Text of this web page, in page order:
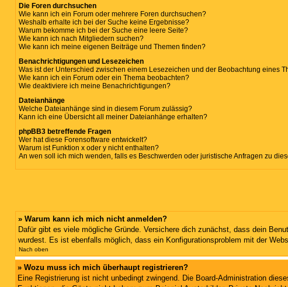
Die Foren durchsuchen
Wie kann ich ein Forum oder mehrere Foren durchsuchen?
Weshalb erhalte ich bei der Suche keine Ergebnisse?
Warum bekomme ich bei der Suche eine leere Seite?
Wie kann ich nach Mitgliedern suchen?
Wie kann ich meine eigenen Beiträge und Themen finden?
Benachrichtigungen und Lesezeichen
Was ist der Unterschied zwischen einem Lesezeichen und der Beobachtung eines
Wie kann ich ein Forum oder ein Thema beobachten?
Wie deaktiviere ich meine Benachrichtigungen?
Dateianhänge
Welche Dateianhänge sind in diesem Forum zulässig?
Kann ich eine Übersicht all meiner Dateianhänge erhalten?
phpBB3 betreffende Fragen
Wer hat diese Forensoftware entwickelt?
Warum ist Funktion x oder y nicht enthalten?
An wen soll ich mich wenden, falls es Beschwerden oder juristische Anfragen zu
» Warum kann ich mich nicht anmelden?
Dafür gibt es viele mögliche Gründe. Versichere dich zunächst, dass dein
wurdest. Es ist ebenfalls möglich, dass ein Konfigurationsproblem mit der
Nach oben
» Wozu muss ich mich überhaupt registrieren?
Eine Registrierung ist nicht unbedingt zwingend. Die Board-Administration